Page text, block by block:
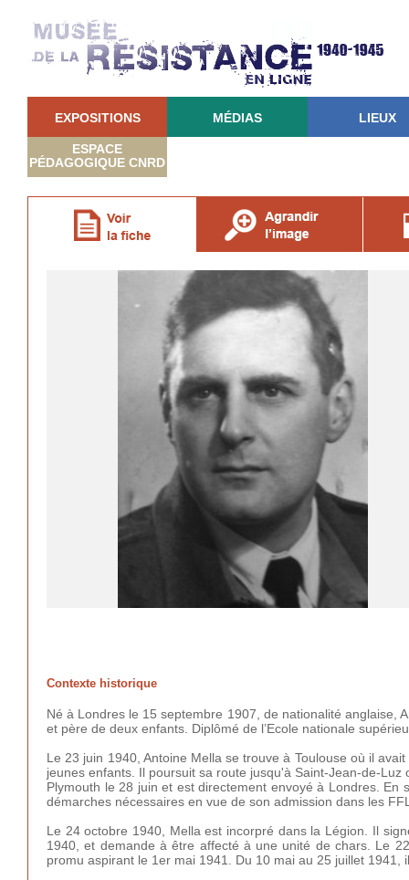
EXPOSITIONS MÉDIAS LIEUX
ESPACE
PÉDAGOGIQUE CNRD
Contexte historique
Né à Londres le 15 septembre 1907, de nationalité anglaise,
et père de deux enfants. Diplômé de l’Ecole nationale
Le 23 juin 1940, Antoine Mella se trouve à Toulouse où il
jeunes enfants. Il poursuit sa route jusqu'à Saint-Jean-de-
Plymouth le 28 juin et est directement envoyé à Londres.
démarches nécessaires en vue de son admission dans les
Le 24 octobre 1940, Mella est incorpré dans la Légion. Il
1940,et demande à être affecté à une unité de chars. Le
promu aspirant le 1er mai 1941. Du 10 mai au 25 juillet